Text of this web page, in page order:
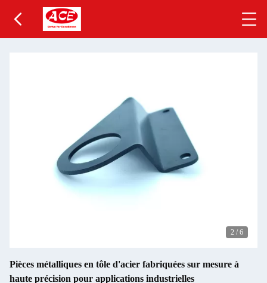
2 / 6
Pièces métalliques en tôle d'acier fabriquées sur mesure à
haute précision pour applications industrielles